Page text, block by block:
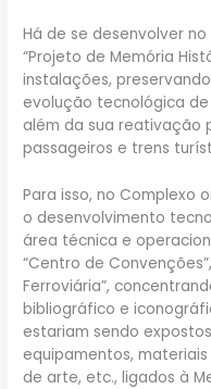
Há de se desenvolver
“Projeto de Memória
instalações,
evolução tecnológica
além da sua reativação
passageiros e trens
Para isso, no Complexo
o desenvolvimento
área técnica e
“Centro de
Ferroviária”,
bibliográfico e
estariam sendo
equipamentos,
de arte, etc., ligados à